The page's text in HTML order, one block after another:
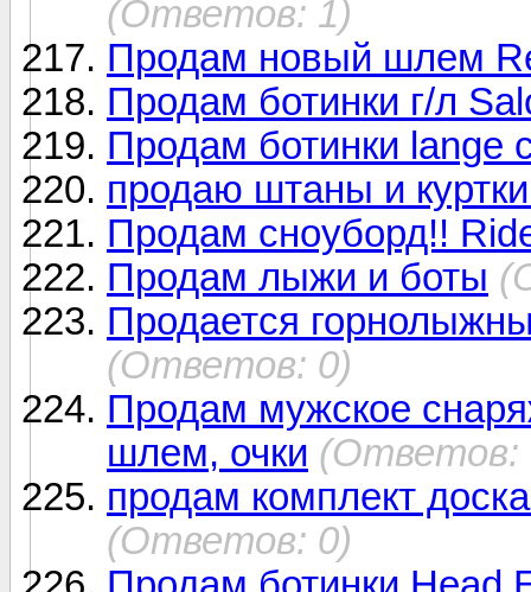
(Ответов: 1)
Продам новый шлем
Продам ботинки г/л
Продам ботинки lange
продаю штаны и
Продам сноуборд!!
Продам лыжи и боты
Продается
(Ответов: 0)
Продам мужское
шлем, очки (Ответов:
продам комплект
(Ответов: 0)